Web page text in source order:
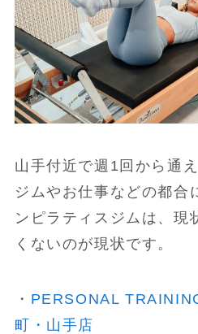
山手付近で週1回から通
ジムやお仕事などの都合
ンピラティスジムは、現
くないのが現状です。
・ PERSONAL
町・山手店